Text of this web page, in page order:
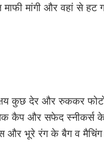
मांगी और वहां से हट
कुछ देर और रुककर
कैप और सफेद
और भूरे रंग के बैग व